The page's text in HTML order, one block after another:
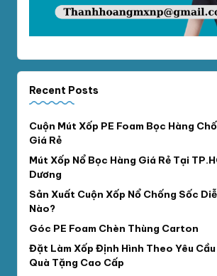
Recent Posts
Cuộn Mút Xốp PE Foam Bọc Hàng
Giá Rẻ
Mút Xốp Nổ Bọc Hàng Giá Rẻ Tại
Dương
Sản Xuất Cuộn Xốp Nổ Chống Sốc
Nào?
Góc PE Foam Chèn Thùng Carton
Đặt Làm Xốp Định Hình Theo Yêu
Quà Tặng Cao Cấp